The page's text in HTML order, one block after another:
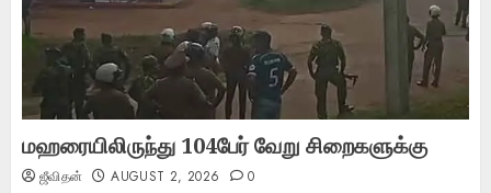
மஹரையிலிருந்து 104பேர் வேறு சிறைகளுக்கு
ஜீவிதன் AUGUST 2, 2026 0